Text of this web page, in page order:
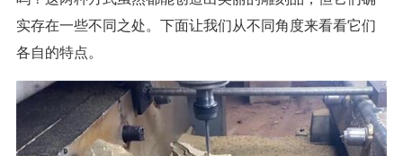
实存在一些不同之处。下面让我们从不同角度来看看它们
各自的特点。